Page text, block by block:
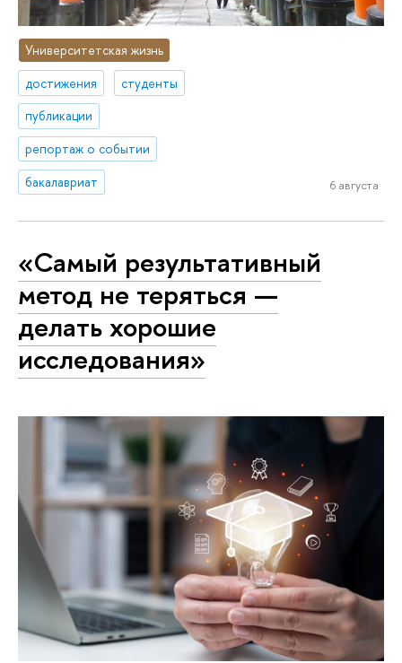
Университетская жизнь
достижения
студенты
публикации
репортаж о событии
бакалавриат
6 августа
«Самый результативный
метод не теряться —
делать хорошие
исследования»